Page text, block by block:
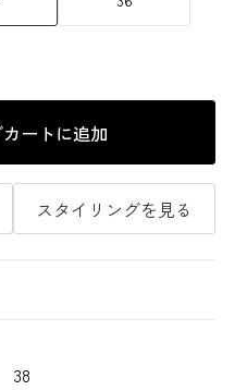
ートに追加
スタイリングを見る
38